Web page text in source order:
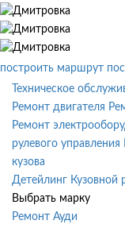
построить маршрут
Техническое
Ремонт двигателя
Ремонт
рулевого управления
кузова
Детейлинг Кузовной
Выбрать марку
Ремонт Ауди